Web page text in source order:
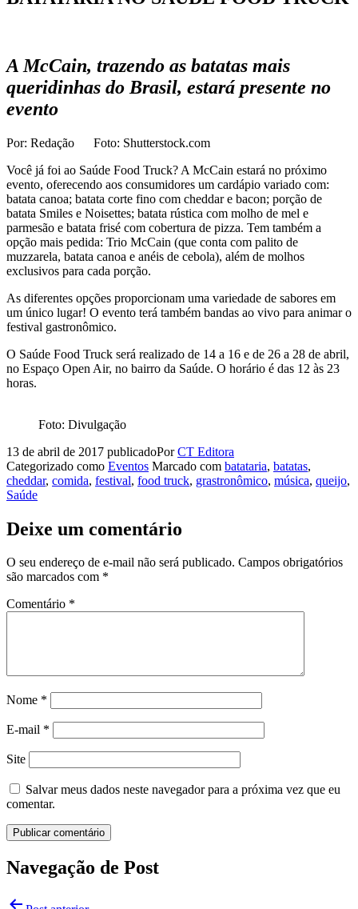
A McCain, trazendo as batatas mais
queridinhas do Brasil, estará presente no
evento
Por: Redação Foto: Shutterstock.com
Você já foi ao Saúde Food Truck? A McCain estará no próximo
evento, oferecendo aos consumidores um cardápio variado com:
batata canoa; batata corte fino com cheddar e bacon; porção de
batata Smiles e Noisettes; batata rústica com molho de mel e
parmesão e batata frisé com cobertura de pizza. Tem também a
opção mais pedida: Trio McCain (que conta com palito de
muzzarela, batata canoa e anéis de cebola), além de molhos
exclusivos para cada porção.
As diferentes opções proporcionam uma variedade de sabores em
um único lugar! O evento terá também bandas ao vivo para animar o
festival gastronômico.
O Saúde Food Truck será realizado de 14 a 16 e de 26 a 28 de abril,
no Espaço Open Air, no bairro da Saúde. O horário é das 12 às 23
horas.
Foto: Divulgação
13 de abril de 2017 publicadoPorCT Editora
Categorizado como Eventos Marcado com batataria, batatas,
cheddar, comida, festival, food truck, grastronômico, música, queijo,
Saúde
Deixe um comentário
O seu endereço de e-mail não será publicado. Campos obrigatórios
são marcados com *
Comentário *
Nome *
E-mail *
Site
Salvar meus dados neste navegador para a próxima vez que eu
comentar.
Navegação de Post